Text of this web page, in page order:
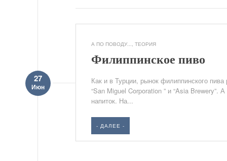
А ПО ПОВОДУ..., ТЕОРИЯ
Филиппинское пиво
27
Июн
Как и в Турции, рынок филиппинского
“San Miguel Corporation ” и “Asia
напиток. На...
- ДАЛЕЕ -